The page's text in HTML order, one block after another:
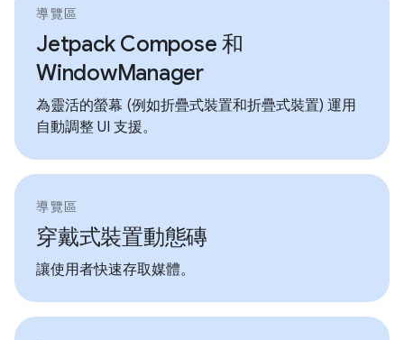
導覽區
Jetpack Compose 和
WindowManager
為靈活的螢幕 (例如折疊式裝置和折疊式裝置) 運用
自動調整 UI 支援。
導覽區
穿戴式裝置動態磚
讓使用者快速存取媒體。